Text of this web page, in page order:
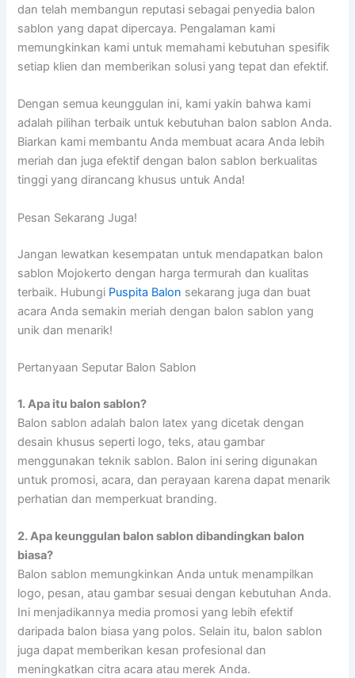
dan telah membangun reputasi sebagai penyedia balon
sablon yang dapat dipercaya. Pengalaman kami
memungkinkan kami untuk memahami kebutuhan spesifik
setiap klien dan memberikan solusi yang tepat dan efektif.
Dengan semua keunggulan ini, kami yakin bahwa kami
adalah pilihan terbaik untuk kebutuhan balon sablon Anda.
Biarkan kami membantu Anda membuat acara Anda lebih
meriah dan juga efektif dengan balon sablon berkualitas
tinggi yang dirancang khusus untuk Anda!
Pesan Sekarang Juga!
Jangan lewatkan kesempatan untuk mendapatkan balon
sablon Mojokerto dengan harga termurah dan kualitas
terbaik. Hubungi Puspita Balon sekarang juga dan buat
acara Anda semakin meriah dengan balon sablon yang
unik dan menarik!
Pertanyaan Seputar Balon Sablon
1. Apa itu balon sablon?
Balon sablon adalah balon latex yang dicetak dengan
desain khusus seperti logo, teks, atau gambar
menggunakan teknik sablon. Balon ini sering digunakan
untuk promosi, acara, dan perayaan karena dapat menarik
perhatian dan memperkuat branding.
2. Apa keunggulan balon sablon dibandingkan balon
biasa?
Balon sablon memungkinkan Anda untuk menampilkan
logo, pesan, atau gambar sesuai dengan kebutuhan Anda.
Ini menjadikannya media promosi yang lebih efektif
daripada balon biasa yang polos. Selain itu, balon sablon
juga dapat memberikan kesan profesional dan
meningkatkan citra acara atau merek Anda.